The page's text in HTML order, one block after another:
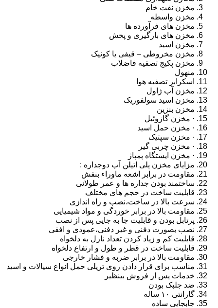
مخزن نفت خام
مخزن واسطه
مخزن های فرآورده ها
مخزن های بارگیری و پخش
مخزن اسید
مخزن مخروطی – قیفی یا کونیک
مخزن پکیج تصفیه فاضلاب
منهول
اسکرابر تصفیه هوا
مخزن آب ژاول
مخزن اسید سولفوریک
مخزن بنزین
· مخزن گازوئیل
· مخزن حمل اسید
· مخزن سپتیک
· مخزن چربی گیر
· مخزن ایستگاه پمپاژ
مزایای مخزن پلی اتیلن آب دوجداره :
مقاومت در برابر اشعه ماوراء بنفش
ساختمند بودن جداره ها و عمر طولانی
قابلیت ساخت در حجم های مختلف
سرعت بالا در ساخت،نصب و راه اندازی
مقاومت بالا در برابر خوردگی و مواد شیمیایی
پرتابل بودن و قابلیت جا به جایی پس از نصب
نصب بصورت دفنی و غیر دفنی،عمودی و افقی
قابلیت کم و زیاد کردن تعداد نازل به دلخواه
قابلیت ساخت در قطر و طول و ارتفاع دلخواه
مقاومت بالا در برابر ضربه و فشار خارجی
مناسب برای قرار دادن روی تریلی حمل انواع سیالات و اسید
خدمات پس از فروش بینظیر
ضد جلبک بودن
گارانتی ۱۰ ساله
جابجایی ساده